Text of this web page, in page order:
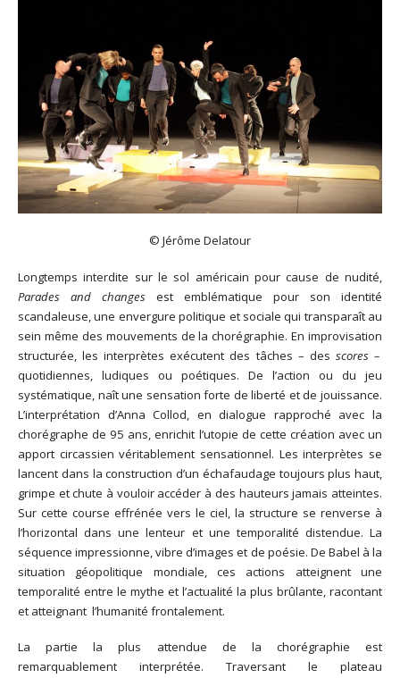
© Jérôme Delatour
Longtemps interdite sur le sol américain pour cause de nudité,
Parades and changes est emblématique pour son identité
scandaleuse, une envergure politique et sociale qui transparaît au
sein même des mouvements de la chorégraphie. En improvisation
structurée, les interprètes exécutent des tâches – des scores –
quotidiennes, ludiques ou poétiques. De l’action ou du jeu
systématique, naît une sensation forte de liberté et de jouissance.
L’interprétation d’Anna Collod, en dialogue rapproché avec la
chorégraphe de 95 ans, enrichit l’utopie de cette création avec un
apport circassien véritablement sensationnel. Les interprètes se
lancent dans la construction d’un échafaudage toujours plus haut,
grimpe et chute à vouloir accéder à des hauteurs jamais atteintes.
Sur cette course effrénée vers le ciel, la structure se renverse à
l’horizontal dans une lenteur et une temporalité distendue. La
séquence impressionne, vibre d’images et de poésie. De Babel à la
situation géopolitique mondiale, ces actions atteignent une
temporalité entre le mythe et l’actualité la plus brûlante, racontant
et atteignant l’humanité frontalement.
La partie la plus attendue de la chorégraphie est
remarquablement interprétée. Traversant le plateau